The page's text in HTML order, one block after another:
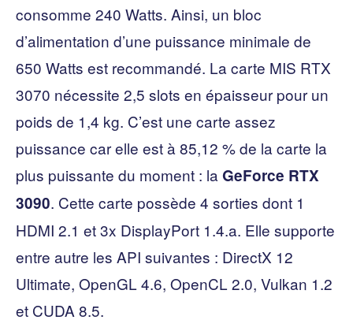
consomme 240 Watts. Ainsi, un bloc
d’alimentation d’une puissance minimale de
650 Watts est recommandé. La carte MIS RTX
3070 nécessite 2,5 slots en épaisseur pour un
poids de 1,4 kg. C’est une carte assez
puissance car elle est à 85,12 % de la carte la
plus puissante du moment : la GeForce RTX
3090. Cette carte possède 4 sorties dont 1
HDMI 2.1 et 3x DisplayPort 1.4.a. Elle supporte
entre autre les API suivantes : DirectX 12
Ultimate, OpenGL 4.6, OpenCL 2.0, Vulkan 1.2
et CUDA 8.5.